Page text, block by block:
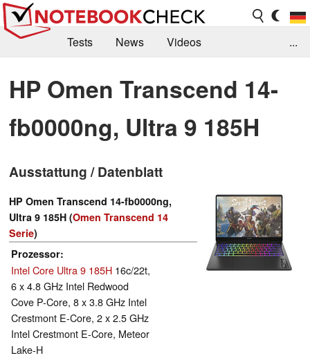
Tests News
Videos
Kaufberatung
Deals Suche
Jobs
Forum
...
HP Omen Transcend 14-
fb0000ng, Ultra 9 185H
Ausstattung / Datenblatt
HP Omen Transcend 14-fb0000ng,
Ultra 9 185H (Omen Transcend 14
Serie)
Prozessor
Intel Core Ultra 9 185H 16c/22t,
6 x 4.8 GHz Intel Redwood
Cove P-Core, 8 x 3.8 GHz Intel
Crestmont E-Core, 2 x 2.5 GHz
Intel Crestmont E-Core, Meteor
Lake-H